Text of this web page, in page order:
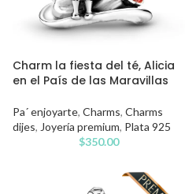
Charm la fiesta del té, Alicia
en el País de las Maravillas
Pa´ enjoyarte, Charms, Charms
dijes, Joyería premium, Plata 925
$350.00